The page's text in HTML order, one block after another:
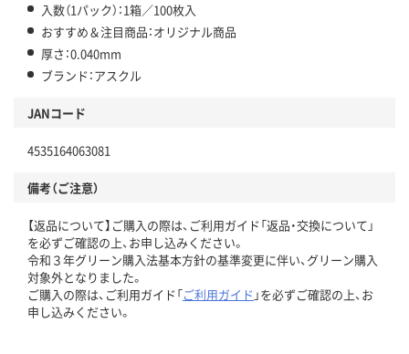
入数（1パック）：1箱／100枚入
おすすめ＆注目商品：オリジナル商品
厚さ：0.040mm
ブランド：アスクル
JANコード
4535164063081
備考（ご注意）
【返品について】ご購入の際は、ご利用ガイド「返品・交換について」
を必ずご確認の上、お申し込みください。
令和３年グリーン購入法基本方針の基準変更に伴い、グリーン購入
対象外となりました。
ご購入の際は、ご利用ガイド「ご利用ガイド 」を必ずご確認の上、お
申し込みください。